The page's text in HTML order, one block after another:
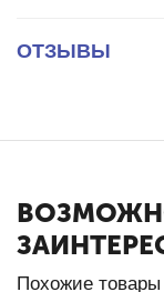
ОТЗЫВЫ
Похожие товары